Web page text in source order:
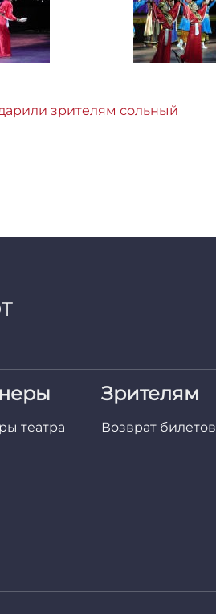
зрителям сольный
театра
Зрителям
Возврат билетов